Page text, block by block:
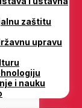
zaštitu
upravu
i nauku